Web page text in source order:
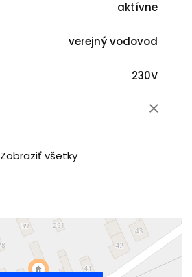
aktívne
verejný vodovod
230V
Zobraziť všetky